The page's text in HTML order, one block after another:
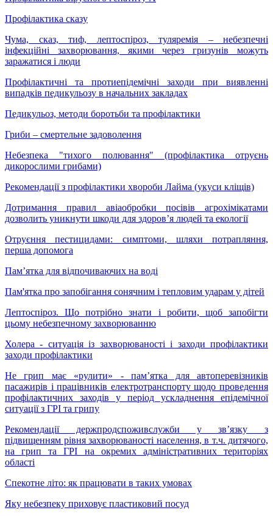
Профілактика сказу
Чума, сказ, тиф, лептоспіроз, туляремія – небезпечні
інфекційні захворювання, якими через гризунів можуть
заражатися і люди
Профілактичні та протиепідемічні заходи при виявленні
випадків педикульозу в начальних закладах
Педикульоз, методи боротьби та профілактики
Гриби – смертельне задоволення
Небезпека "тихого полювання" (профілактика отруєнь
дикорослими грибами)
Рекомендації з профілактики хвороби Лайма (укуси кліщів)
Дотримання правил авіаобробки посівів агрохімікатами
дозволить уникнути шкоди для здоров’я людей та екології
Отруєння пестицидами: симптоми, шляхи потрапляння,
перша допомога
Пам’ятка для відпочиваючих на воді
Пам'ятка про запобігання сонячним і тепловим ударам у дітей
Лептоспіроз. Що потрібно знати і робити, щоб запобігти
цьому небезпечному захворюванню
Холера - ситуація із захворюваності і заходи профілактики
заходи профілактики
Не грип має «рулити» - пам’ятка для автоперевізників
пасажирів і працівників електротранспорту щодо проведення
профілактичних заходів у період ускладнення епідемічної
ситуації з ГРІ та грипу
Рекомендації держпродспоживслужби у зв’язку з
підвищенням рівня захворюваності населення, в т.ч. дитячого,
на грип та ГРІ на окремих адміністративних територіях
області
Спекотне літо: як працювати в таких умовах
Яку небезпеку приховує пластиковий посуд